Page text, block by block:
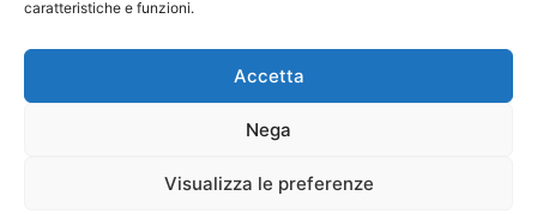
caratteristiche e funzioni.
Accetta
Nega
Visualizza le preferenze
Regolamento
Registrati Contatti